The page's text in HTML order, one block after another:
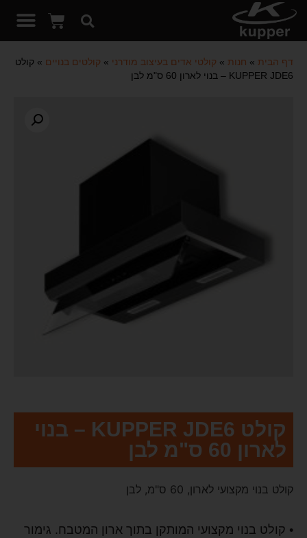
קולט KUPPER JDE6 – בנוי
לארון 60 ס"מ לבן
קולט בנוי מקצועי לארון, 60 ס"מ, לבן
• קולט בנוי מקצועי המותקן בתוך ארון המטבח. גימור
דף הבית » חנות » קולטי אדים בעיצוב מודרני » קולטים בנויים » קולט
KUPPER JDE6 – בנוי לארון 60 ס"מ לבן